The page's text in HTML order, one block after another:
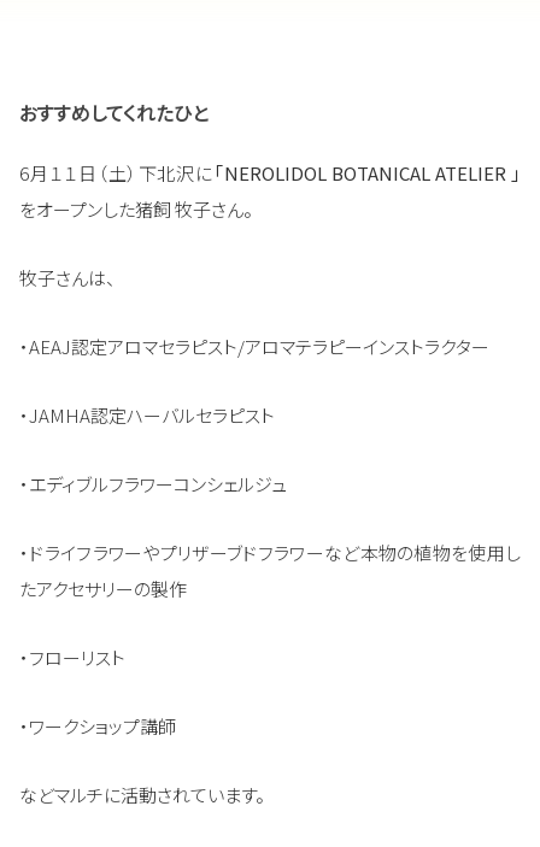
おすすめしてくれたひと
6月１１日（土）下北沢に「NEROLIDOL BOTANICAL ATELIER 」
をオープンした猪飼 牧子さん。
牧子さんは、
・AEAJ認定アロマセラピスト/アロマテラピーインストラクター
・JAMHA認定ハーバルセラピスト
・エディブルフラワーコンシェルジュ
・ドライフラワーやプリザーブドフラワーなど本物の植物を使用し
たアクセサリーの製作
・フローリスト
・ワークショップ講師
などマルチに活動されています。